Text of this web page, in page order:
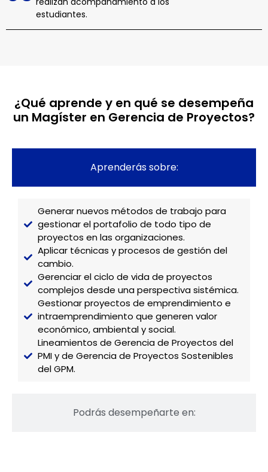
estudiantes.
¿Qué aprende y en qué se desempeña
un Magíster en Gerencia de Proyectos?
Aprenderás sobre:
Podrás desempeñarte en:
Generar nuevos métodos de trabajo para
gestionar el portafolio de todo tipo de
proyectos en las organizaciones.
Aplicar técnicas y procesos de gestión del
cambio.
Gerenciar el ciclo de vida de proyectos
complejos desde una perspectiva sistémica.
Gestionar proyectos de emprendimiento e
intraemprendimiento que generen valor
económico, ambiental y social.
Lineamientos de Gerencia de Proyectos del
PMI y de Gerencia de Proyectos Sostenibles
del GPM.